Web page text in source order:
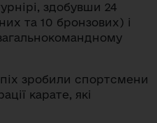
здобувши 24
та 10 бронзових) і
зробили спортсмени
карате, які